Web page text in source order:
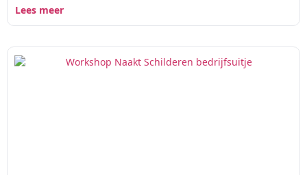
Lees meer